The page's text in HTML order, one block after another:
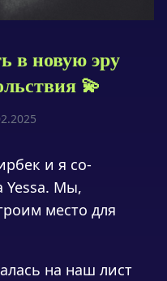
в новую эру
💫
и я со-
Yessa. Мы,
место для
на наш лист